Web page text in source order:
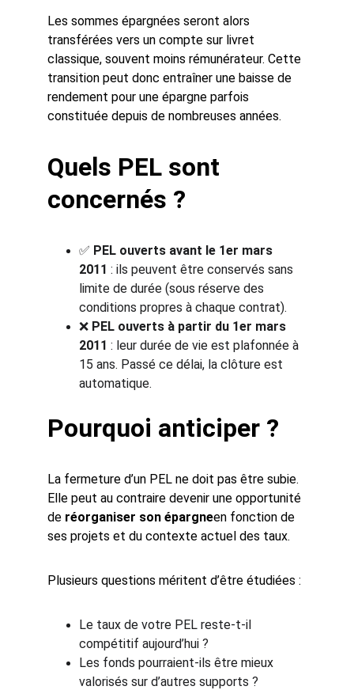
Les sommes épargnées seront alors
transférées vers un compte sur livret
classique, souvent moins rémunérateur. Cette
transition peut donc entraîner une baisse de
rendement pour une épargne parfois
constituée depuis de nombreuses années.
Quels PEL sont
concernés ?
✅ PEL ouverts avant le 1er mars
2011 : ils peuvent être conservés sans
limite de durée (sous réserve des
conditions propres à chaque contrat).
❌ PEL ouverts à partir du 1er mars
2011 : leur durée de vie est plafonnée à
15 ans. Passé ce délai, la clôture est
automatique.
Pourquoi anticiper ?
La fermeture d’un PEL ne doit pas être subie.
Elle peut au contraire devenir une opportunité
de réorganiser son épargneen fonction de
ses projets et du contexte actuel des taux.
Plusieurs questions méritent d’être étudiées :
Le taux de votre PEL reste-t-il
compétitif aujourd’hui ?
Les fonds pourraient-ils être mieux
valorisés sur d’autres supports ?